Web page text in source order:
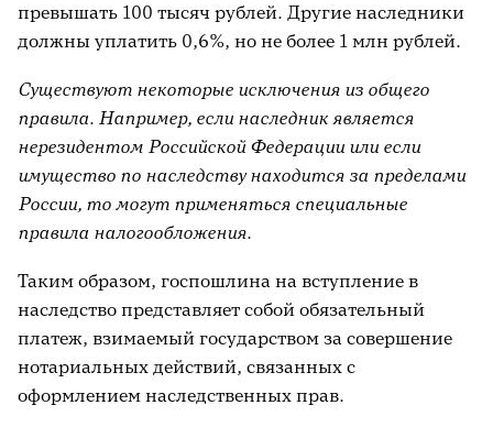
превышать 100 тысяч рублей. Другие наследники
должны уплатить 0,6%, но не более 1 млн рублей.
Существуют некоторые исключения из общего
правила. Например, если наследник является
нерезидентом Российской Федерации или если
имущество по наследству находится за пределами
России, то могут применяться специальные
правила налогообложения.
Таким образом, госпошлина на вступление в
наследство представляет собой обязательный
платеж, взимаемый государством за совершение
нотариальных действий, связанных с
оформлением наследственных прав.